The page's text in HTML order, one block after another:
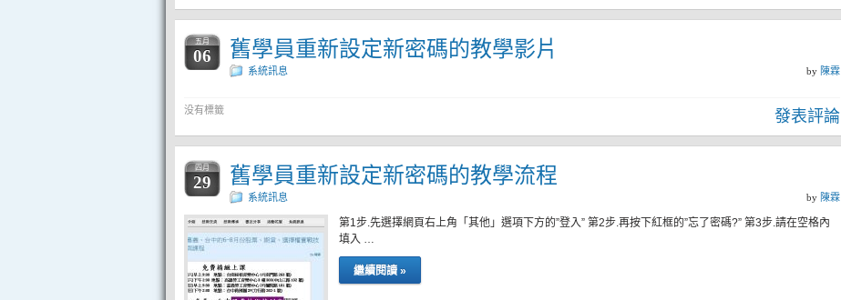
五月
06 舊學員重新設定新密碼的教學影片
系統訊息 by 陳霖
没有標籤 發表評論
四月
29 舊學員重新設定新密碼的教學流程
系統訊息 by 陳霖
第1步.先選擇網頁右上角「其他」選項下方的”登入” 第2步.再按下紅框的”忘了密碼?” 第3步.請在空格內
填入 …
繼續閱讀 »